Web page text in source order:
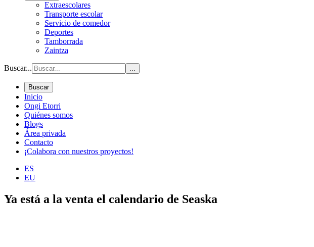
Extraescolares
Transporte escolar
Servicio de comedor
Deportes
Tamborrada
Zaintza
Buscar... ...
Buscar
Inicio
Ongi Etorri
Quiénes somos
Blogs
Área privada
Contacto
¡Colabora con nuestros proyectos!
ES
EU
Ya está a la venta el calendario de Seaska